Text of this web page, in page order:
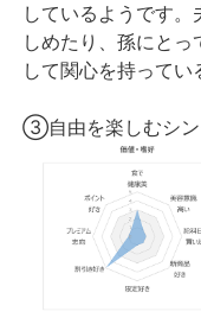
しているようです
しめたり、孫にと
して関心を持ってい
③自由を楽しむシ